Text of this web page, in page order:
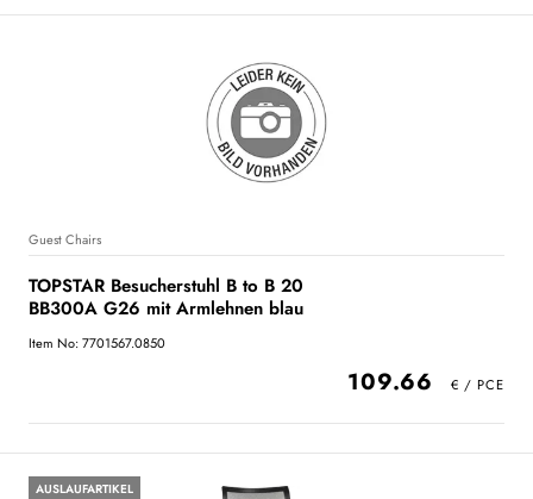
Guest Chairs
TOPSTAR Besucherstuhl B to B 20
BB300A G26 mit Armlehnen blau
Item No: 7701567.0850
109.66
AUSLAUFARTIKEL